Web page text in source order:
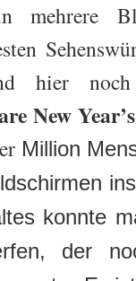
hier
New
Million
konnte
der